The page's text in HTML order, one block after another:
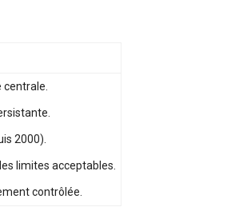
2000).
limites acceptables.
contrôlée.